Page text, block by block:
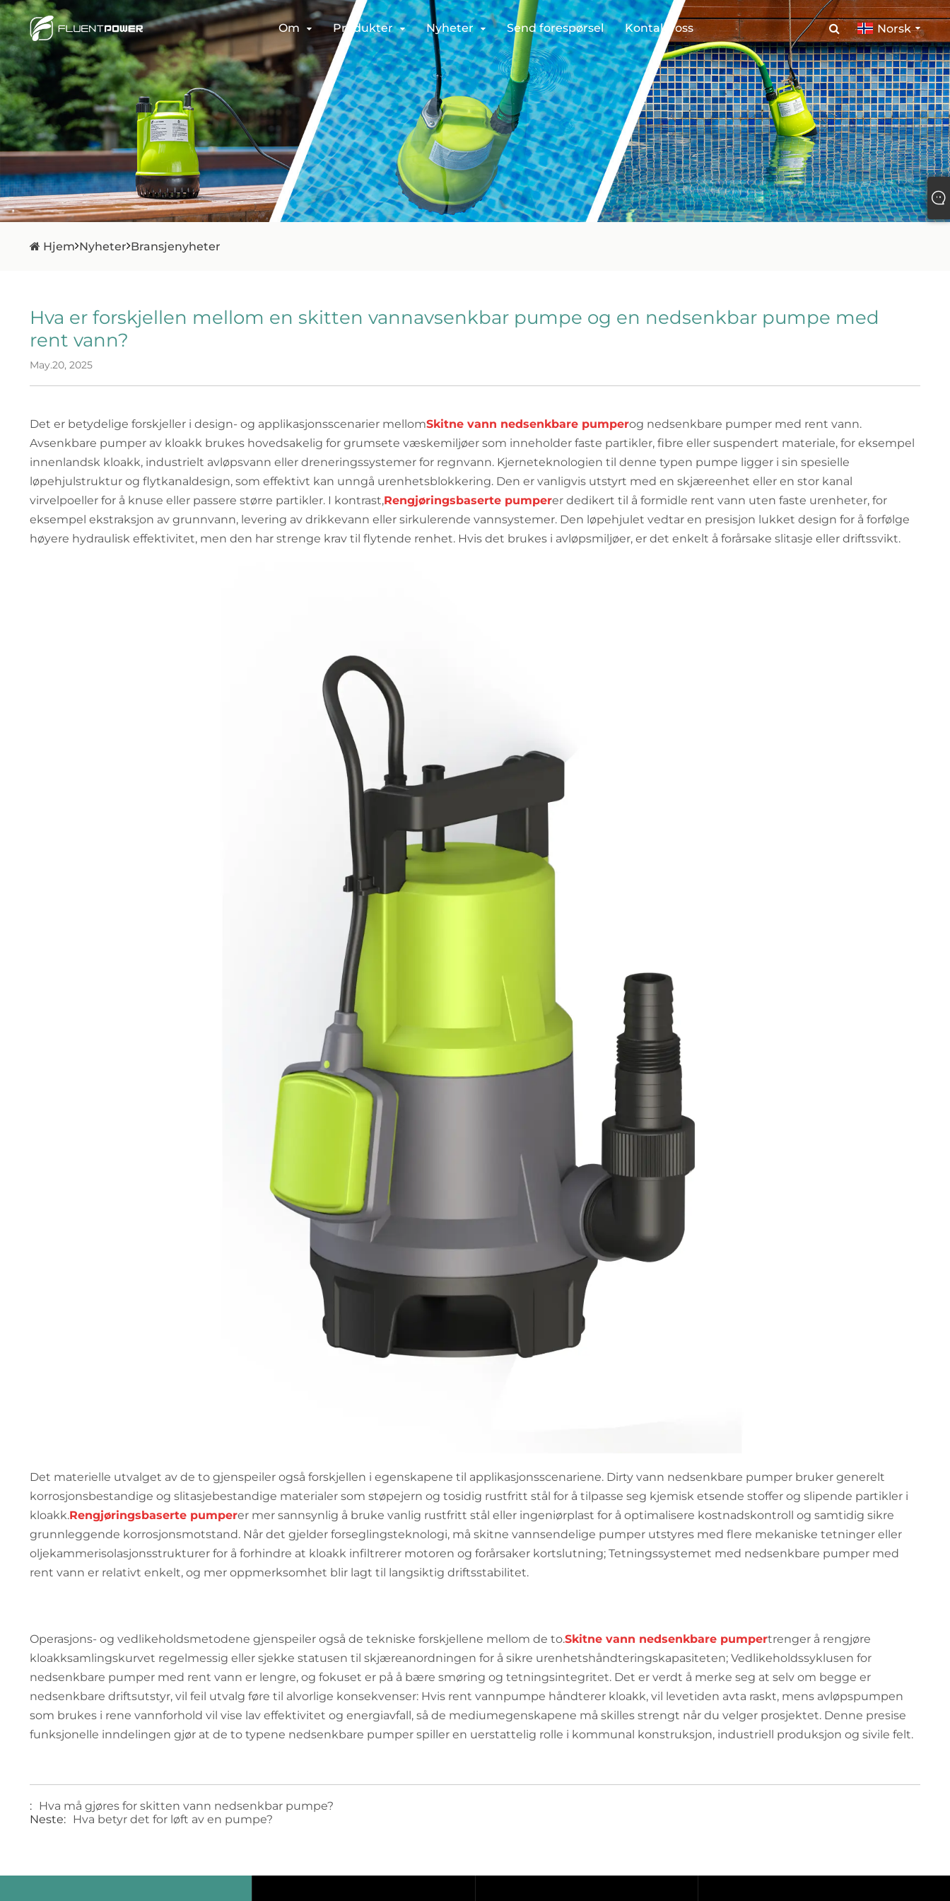
Om Produkter Nyheter Send forespørsel Kontakt oss Norsk‎
Hjem Nyheter Bransjenyheter
Hva er forskjellen mellom en skitten vannavsenkbar pumpe og en nedsenkbar pumpe med
rent vann?
May.20, 2025
Det er betydelige forskjeller i design- og applikasjonsscenarier mellomSkitne vann nedsenkbare pumperog nedsenkbare pumper med rent vann.
Avsenkbare pumper av kloakk brukes hovedsakelig for grumsete væskemiljøer som inneholder faste partikler, fibre eller suspendert materiale, for eksempel
innenlandsk kloakk, industrielt avløpsvann eller dreneringssystemer for regnvann. Kjerneteknologien til denne typen pumpe ligger i sin spesielle
løpehjulstruktur og flytkanaldesign, som effektivt kan unngå urenhetsblokkering. Den er vanligvis utstyrt med en skjæreenhet eller en stor kanal
virvelpoeller for å knuse eller passere større partikler. I kontrast,Rengjøringsbaserte pumperer dedikert til å formidle rent vann uten faste urenheter, for
eksempel ekstraksjon av grunnvann, levering av drikkevann eller sirkulerende vannsystemer. Den løpehjulet vedtar en presisjon lukket design for å forfølge
høyere hydraulisk effektivitet, men den har strenge krav til flytende renhet. Hvis det brukes i avløpsmiljøer, er det enkelt å forårsake slitasje eller driftssvikt.
Det materielle utvalget av de to gjenspeiler også forskjellen i egenskapene til applikasjonsscenariene. Dirty vann nedsenkbare pumper bruker generelt
korrosjonsbestandige og slitasjebestandige materialer som støpejern og tosidig rustfritt stål for å tilpasse seg kjemisk etsende stoffer og slipende partikler i
kloakk.Rengjøringsbaserte pumperer mer sannsynlig å bruke vanlig rustfritt stål eller ingeniørplast for å optimalisere kostnadskontroll og samtidig sikre
grunnleggende korrosjonsmotstand. Når det gjelder forseglingsteknologi, må skitne vannsendelige pumper utstyres med flere mekaniske tetninger eller
oljekammerisolasjonsstrukturer for å forhindre at kloakk infiltrerer motoren og forårsaker kortslutning; Tetningssystemet med nedsenkbare pumper med
rent vann er relativt enkelt, og mer oppmerksomhet blir lagt til langsiktig driftsstabilitet.
Operasjons- og vedlikeholdsmetodene gjenspeiler også de tekniske forskjellene mellom de to.Skitne vann nedsenkbare pumpertrenger å rengjøre
kloakksamlingskurvet regelmessig eller sjekke statusen til skjæreanordningen for å sikre urenhetshåndteringskapasiteten; Vedlikeholdssyklusen for
nedsenkbare pumper med rent vann er lengre, og fokuset er på å bære smøring og tetningsintegritet. Det er verdt å merke seg at selv om begge er
nedsenkbare driftsutstyr, vil feil utvalg føre til alvorlige konsekvenser: Hvis rent vannpumpe håndterer kloakk, vil levetiden avta raskt, mens avløpspumpen
som brukes i rene vannforhold vil vise lav effektivitet og energiavfall, så de mediumegenskapene må skilles strengt når du velger prosjektet. Denne presise
funksjonelle inndelingen gjør at de to typene nedsenkbare pumper spiller en uerstattelig rolle i kommunal konstruksjon, industriell produksjon og sivile felt.
: Hva må gjøres for skitten vann nedsenkbar pumpe?
Neste: Hva betyr det for løft av en pumpe?